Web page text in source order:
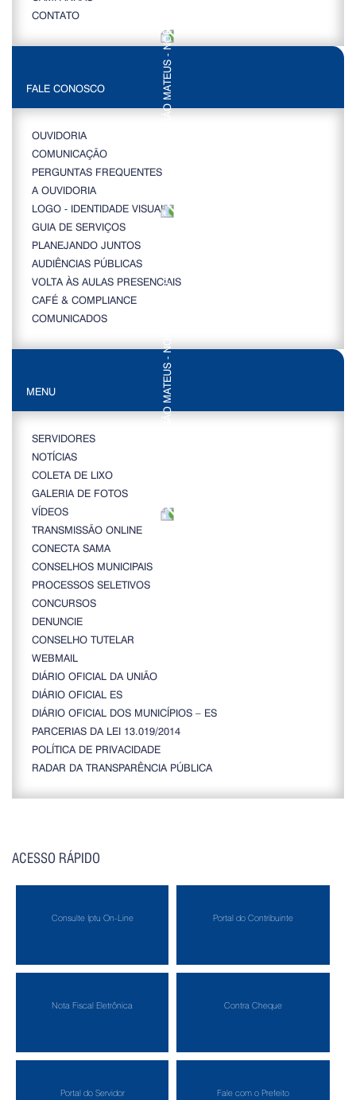
CONTATO
FALE CONOSCO
OUVIDORIA
COMUNICAÇÃO
PERGUNTAS FREQUENTES
A OUVIDORIA
LOGO - IDENTIDADE VISUAL
GUIA DE SERVIÇOS
PLANEJANDO JUNTOS
AUDIÊNCIAS PÚBLICAS
VOLTA ÀS AULAS PRESENCIAIS
CAFÉ & COMPLIANCE
COMUNICADOS
MENU
SERVIDORES
NOTÍCIAS
COLETA DE LIXO
GALERIA DE FOTOS
VÍDEOS
TRANSMISSÃO ONLINE
CONECTA SAMA
CONSELHOS MUNICIPAIS
PROCESSOS SELETIVOS
CONCURSOS
DENUNCIE
CONSELHO TUTELAR
WEBMAIL
DIÁRIO OFICIAL DA UNIÃO
DIÁRIO OFICIAL ES
DIÁRIO OFICIAL DOS MUNICÍPIOS – ES
PARCERIAS DA LEI 13.019/2014
POLÍTICA DE PRIVACIDADE
RADAR DA TRANSPARÊNCIA PÚBLICA
ACESSO RÁPIDO
Consulte Iptu On-Line Portal do Contribuinte
Nota Fiscal Eletrônica Contra Cheque
Portal do Servidor Fale com o Prefeito